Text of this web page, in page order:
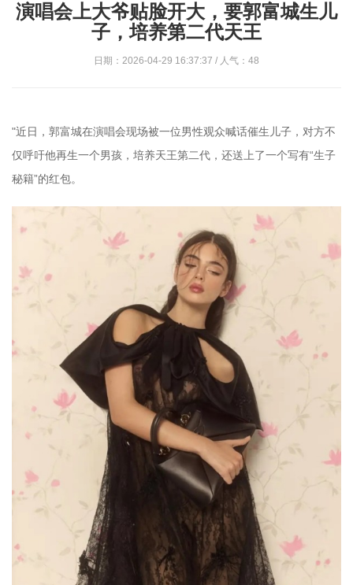
演唱会上大爷贴脸开大，要郭富城生儿
子，培养第二代天王
日期：2026-04-29 16:37:37 / 人气：48
"近日，郭富城在演唱会现场被一位男性观众喊话催生儿子，对方不
仅呼吁他再生一个男孩，培养天王第二代，还送上了一个写有“生子
秘籍”的红包。